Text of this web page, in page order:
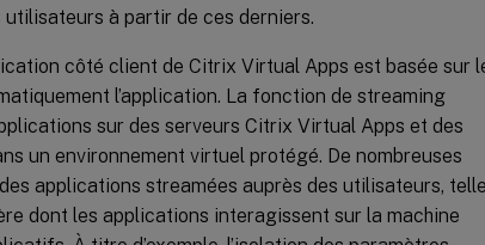
à partir de ces derniers.
côté client de Citrix Virtual Apps est basée sur
l’application. La fonction de streaming
sur des serveurs Citrix Virtual Apps et des
un environnement virtuel protégé. De nombreuses
applications streamées auprès des utilisateurs,
dont les applications interagissent sur la machine